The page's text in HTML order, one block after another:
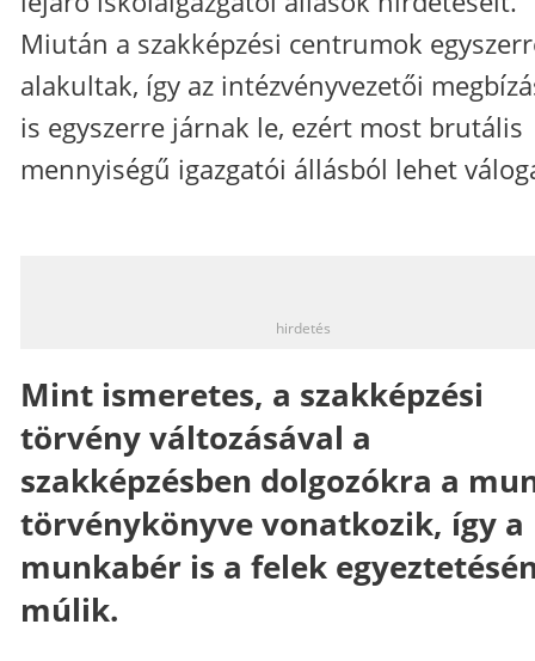
Miután a szakképzési centrumok
alakultak, így az intézvényvezetői
is egyszerre járnak le, ezért most brutális
mennyiségű igazgatói állásból lehet
hirdetés
Mint ismeretes, a szakképzési
törvény változásával a
szakképzésben dolgozókra a
törvénykönyve vonatkozik, így a
munkabér is a felek
múlik.